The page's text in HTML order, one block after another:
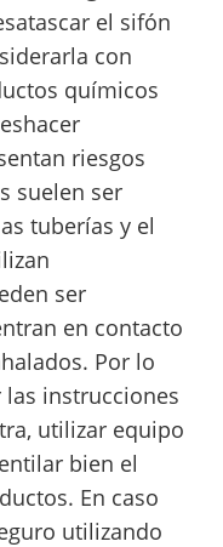
el sifón
con
químicos
riesgos
suelen ser
tuberías y el
ser
en contacto
Por lo
instrucciones
utilizar equipo
bien el
En caso
utilizando